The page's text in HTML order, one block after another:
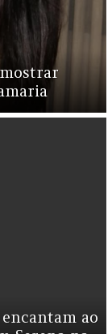
ao